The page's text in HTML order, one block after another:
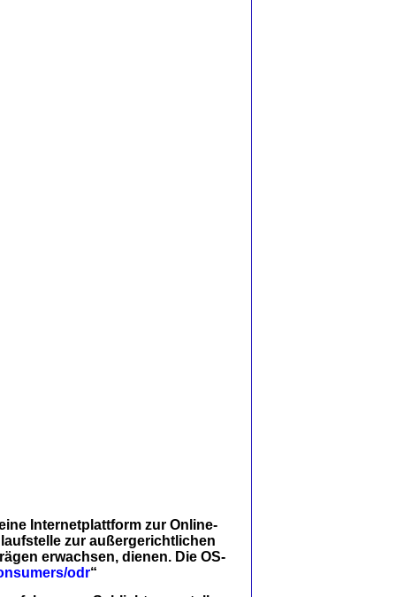
Internetplattform zur Online-
zur außergerichtlichen
erwachsen, dienen. Die OS-
odr“